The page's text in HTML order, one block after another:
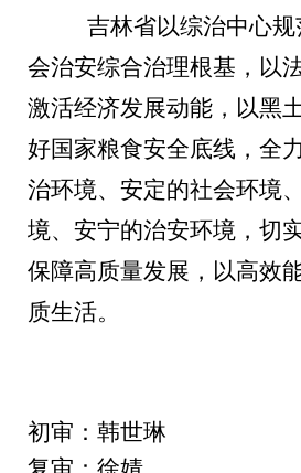
吉林省以综治中心
会治安综合治理根基，以
激活经济发展动能，以黑
好国家粮食安全底线，全
治环境、安定的社会环境
境、安宁的治安环境，切
保障高质量发展，以高效
质生活。
初审：韩世琳